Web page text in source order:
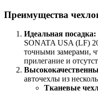
Преимущества
Идеальная посадка:
SONATA USA (LF)
точными замерами,
прилегание и
авточехлы из
Тканевые